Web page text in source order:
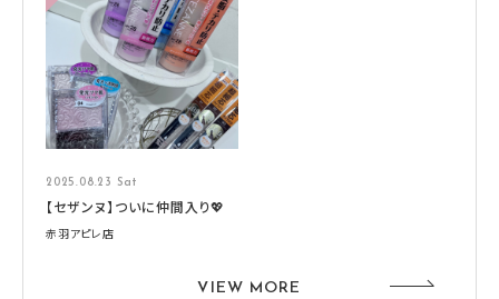
2025.08.23 Sat
【セザンヌ】ついに仲間入り💖
赤羽アピレ店
VIEW MORE